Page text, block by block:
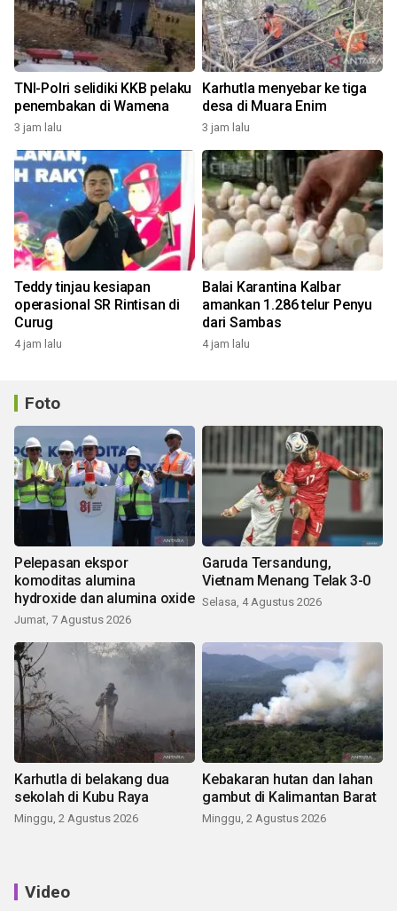
TNI-Polri selidiki KKB pelaku
penembakan di Wamena
3 jam lalu
Karhutla menyebar ke tiga
desa di Muara Enim
3 jam lalu
Teddy tinjau kesiapan
operasional SR Rintisan di
Curug
4 jam lalu
Balai Karantina Kalbar
amankan 1.286 telur Penyu
dari Sambas
4 jam lalu
Foto
Pelepasan ekspor
komoditas alumina
hydroxide dan alumina oxide
Jumat, 7 Agustus 2026
Garuda Tersandung,
Vietnam Menang Telak 3-0
Selasa, 4 Agustus 2026
Karhutla di belakang dua
sekolah di Kubu Raya
Minggu, 2 Agustus 2026
Kebakaran hutan dan lahan
gambut di Kalimantan Barat
Minggu, 2 Agustus 2026
Video